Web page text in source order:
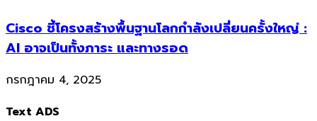
Cisco ชี้โครงสร้างพื้นฐานโลกกำลังเปลี่ยนครั้งใหญ่ :
AI อาจเป็นทั้งภาระ และทางรอด
กรกฎาคม 4, 2025
Text ADS